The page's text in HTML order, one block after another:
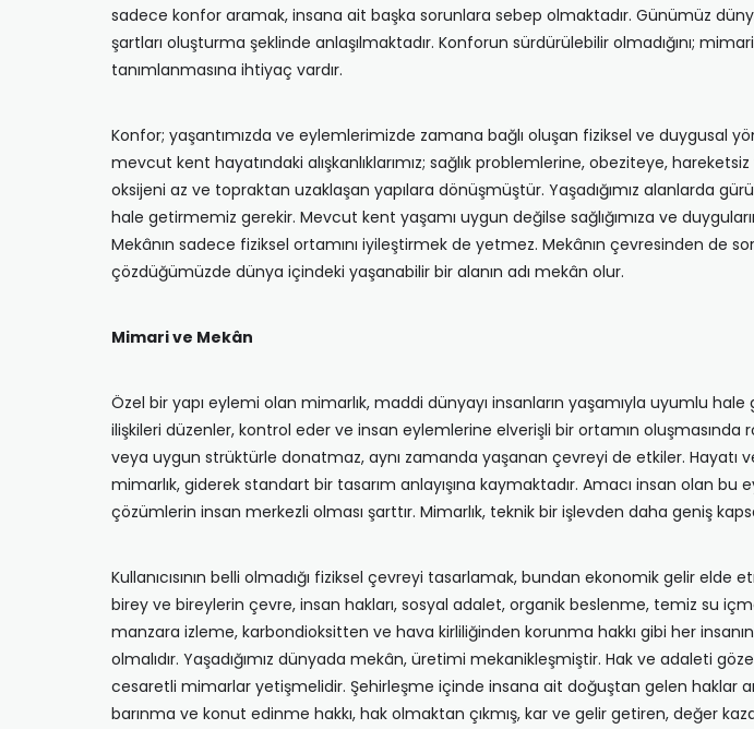
sadece konfor aramak, insana ait başka sorunlara sebep olmaktadır. Günümüz
şartları oluşturma şeklinde anlaşılmaktadır. Konforun sürdürülebilir olmadığını;
tanımlanmasına ihtiyaç vardır.
Konfor; yaşantımızda ve eylemlerimizde zamana bağlı oluşan fiziksel ve duygusal
mevcut kent hayatındaki alışkanlıklarımız; sağlık problemlerine, obeziteye,
oksijeni az ve topraktan uzaklaşan yapılara dönüşmüştür. Yaşadığımız alanlarda
hale getirmemiz gerekir. Mevcut kent yaşamı uygun değilse sağlığımıza ve
Mekânın sadece fiziksel ortamını iyileştirmek de yetmez. Mekânın çevresinden de
çözdüğümüzde dünya içindeki yaşanabilir bir alanın adı mekân olur.
Mimari ve Mekân
Özel bir yapı eylemi olan mimarlık, maddi dünyayı insanların yaşamıyla uyumlu
ilişkileri düzenler, kontrol eder ve insan eylemlerine elverişli bir ortamın
veya uygun strüktürle donatmaz, aynı zamanda yaşanan çevreyi de etkiler. Hayatı
mimarlık, giderek standart bir tasarım anlayışına kaymaktadır. Amacı insan olan
çözümlerin insan merkezli olması şarttır. Mimarlık, teknik bir işlevden daha geniş
Kullanıcısının belli olmadığı fiziksel çevreyi tasarlamak, bundan ekonomik gelir
birey ve bireylerin çevre, insan hakları, sosyal adalet, organik beslenme, temiz su
manzara izleme, karbondioksitten ve hava kirliliğinden korunma hakkı gibi her
olmalıdır. Yaşadığımız dünyada mekân, üretimi mekanikleşmiştir. Hak ve adaleti
cesaretli mimarlar yetişmelidir. Şehirleşme içinde insana ait doğuştan gelen haklar
barınma ve konut edinme hakkı, hak olmaktan çıkmış, kar ve gelir getiren, değer